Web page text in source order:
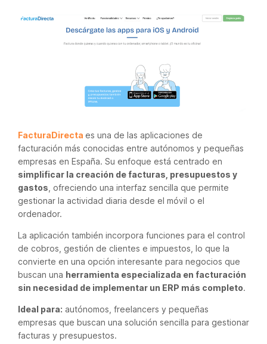
FacturaDirecta es una de las aplicaciones de
facturación más conocidas entre autónomos y pequeñas
empresas en España. Su enfoque está centrado en
simplificar la creación de facturas, presupuestos y
gastos , ofreciendo una interfaz sencilla que permite
gestionar la actividad diaria desde el móvil o el
ordenador.
La aplicación también incorpora funciones para el control
de cobros, gestión de clientes e impuestos, lo que la
convierte en una opción interesante para negocios que
buscan una herramienta especializada en facturación
sin necesidad de implementar un ERP más completo.
Ideal para: autónomos, freelancers y pequeñas
empresas que buscan una solución sencilla para gestionar
facturas y presupuestos.